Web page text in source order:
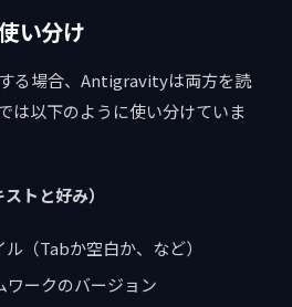
い分け
る場合、Antigravityは両方を読
は以下のように使い分けていま
トと好み）
（Tabか空白か、など）
ークのバージョン